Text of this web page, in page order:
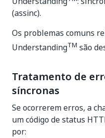
(assinc).
Os problemas comuns
UnderstandingTM são
Tratamento de
síncronas
Se ocorrerem erros, a
um código de status
por: